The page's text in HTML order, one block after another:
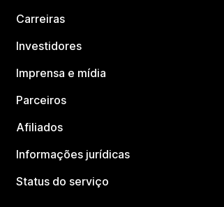
Carreiras
Investidores
Imprensa e mídia
Parceiros
Afiliados
Informações jurídicas
Status do serviço